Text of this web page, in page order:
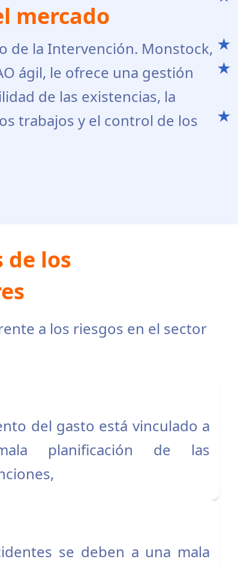
mercado
de la Intervención. Monstock,
ágil, le ofrece una gestión
de las existencias, la
trabajos y el control de los
los
a los riesgos en el sector
del gasto está vinculado a
planificación de las
se deben a una mala